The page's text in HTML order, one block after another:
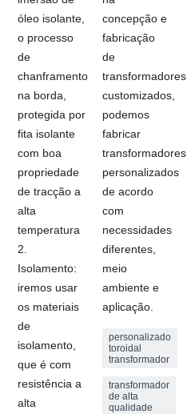
óleo isolante,
o processo
de
chanframento
na borda,
protegida por
fita isolante
com boa
propriedade
de tracção a
alta
temperatura
2.
Isolamento:
iremos usar
os materiais
de
isolamento,
que é com
resistência a
alta
concepção e
fabricação
de
transformadores
customizados,
podemos
fabricar
transformadores
personalizados
de acordo
com
necessidades
diferentes,
meio
ambiente e
aplicação.
personalizado
toroidal
transformador
transformador
de alta
qualidade